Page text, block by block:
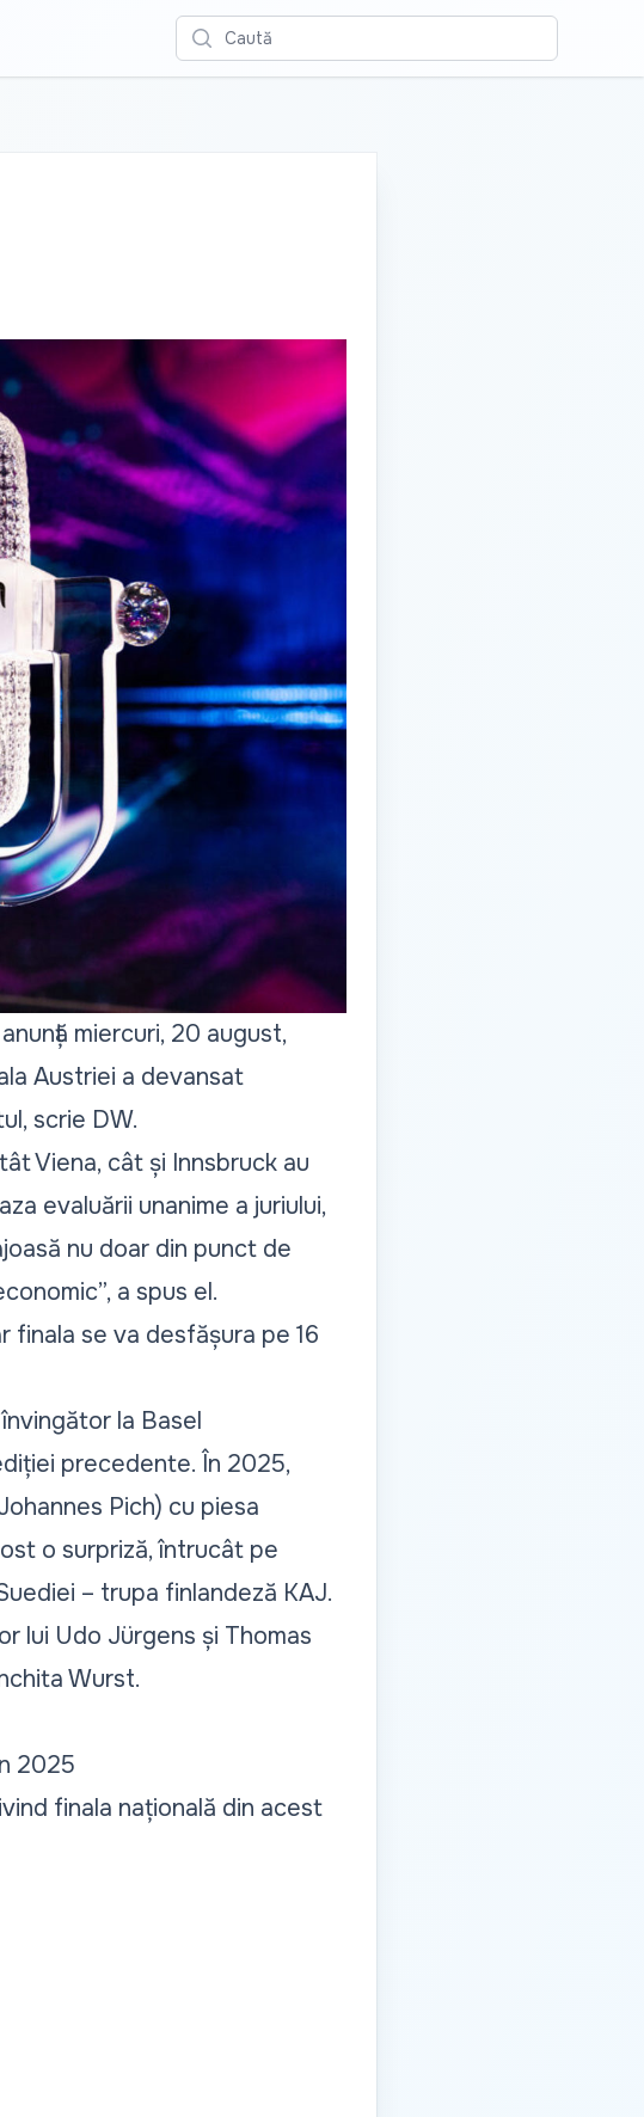
Caută
miercuri, 20 august,
Austriei a devansat
scrie DW.
Viena, cât și Innsbruck au
evaluării unanime a juriului,
nu doar din punct de
a spus el.
finala se va desfășura pe 16
la Basel
precedente. În 2025,
Pich) cu piesa
o surpriză, întrucât pe
– trupa finlandeză KAJ.
lui Udo Jürgens și Thomas
Wurst.
2025
finala națională din acest